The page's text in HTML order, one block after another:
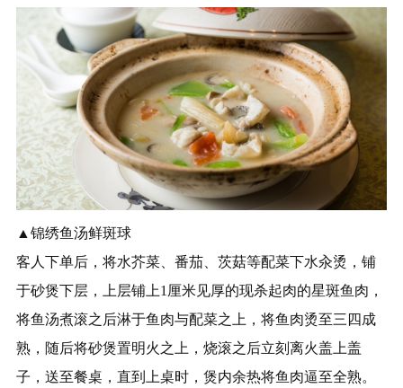
▲锦绣鱼汤鲜斑球
客人下单后，将水芥菜、番茄、茨菇等配菜下水汆烫，铺
于砂煲下层，上层铺上1厘米见厚的现杀起肉的星斑鱼肉，
将鱼汤煮滚之后淋于鱼肉与配菜之上，将鱼肉烫至三四成
熟，随后将砂煲置明火之上，烧滚之后立刻离火盖上盖
子，送至餐桌，直到上桌时，煲内余热将鱼肉逼至全熟。